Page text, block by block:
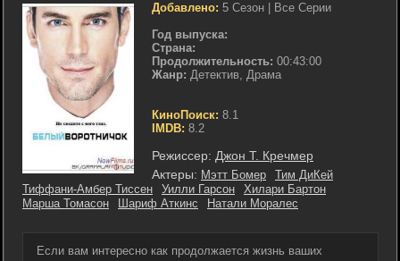
Добавлено: 5 Сезон | Все Серии
Год выпуска:
Страна:
Продолжительность: 00:43:00
Жанр: Детектив, Драма
КиноПоиск: 8.1
IMDB: 8.2
Режиссер: Джон Т. Кречмер
Актеры: Мэтт Бомер
Тим ДиКей
Тиффани-Амбер Тиссен
Уилли Гарсон
Хилари Бартон
Марша Томасон
Шариф Аткинс Натали Моралес
Если вам интересно как продолжается жизнь ваших